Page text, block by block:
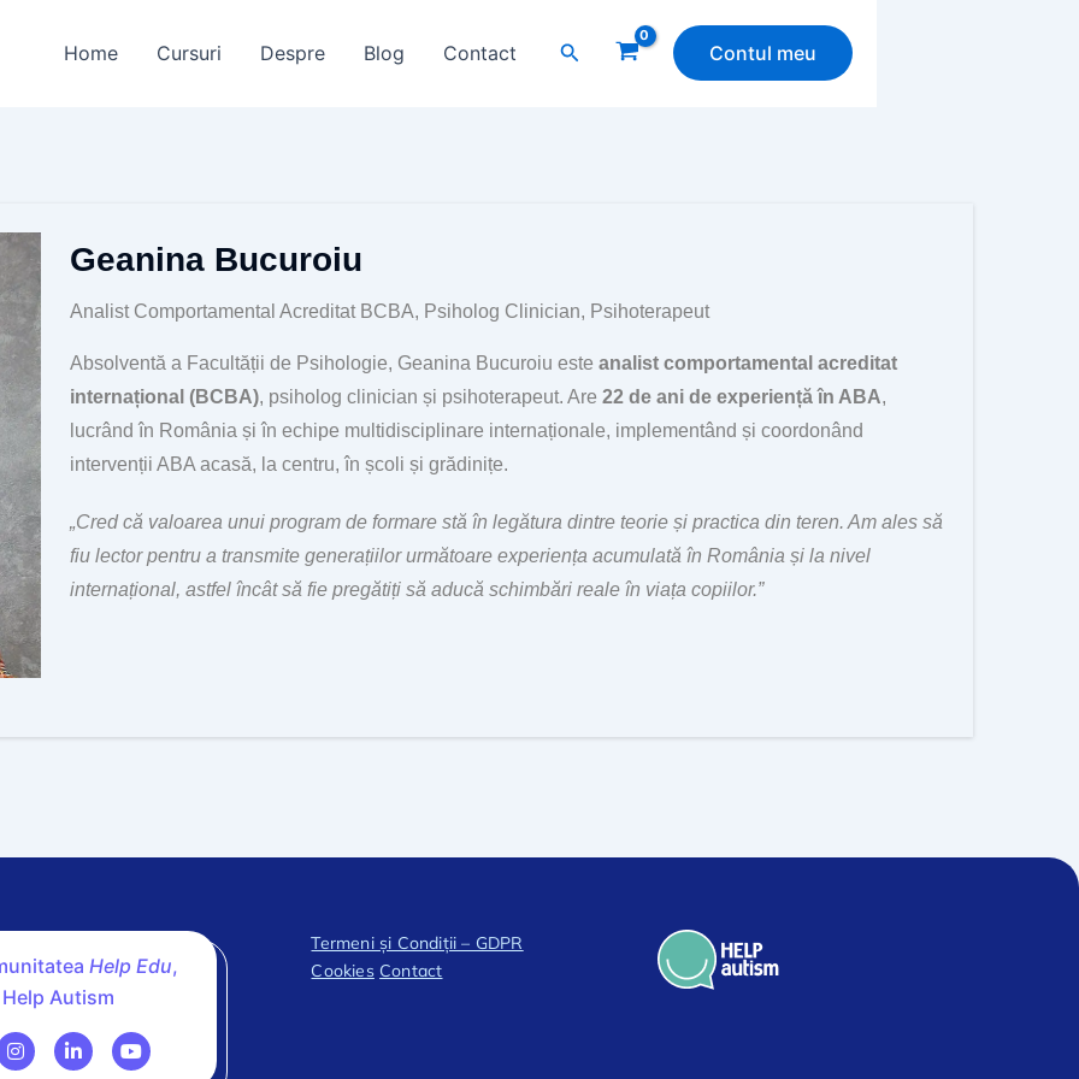
Home Cursuri Despre Blog Contact Search Contul meu
Geanina Bucuroiu
Analist Comportamental Acreditat BCBA, Psiholog Clinician, Psihoterapeut
Absolventă a Facultății de Psihologie, Geanina Bucuroiu este analist comportamental acreditat
internațional (BCBA), psiholog clinician și psihoterapeut. Are 22 de ani de experiență în ABA,
lucrând în România și în echipe multidisciplinare internaționale, implementând și coordonând
intervenții ABA acasă, la centru, în școli și grădinițe.
„Cred că valoarea unui program de formare stă în legătura dintre teorie și practica din teren. Am ales să
fiu lector pentru a transmite generațiilor următoare experiența acumulată în România și la nivel
internațional, astfel încât să fie pregătiți să aducă schimbări reale în viața copiilor.”
Help Edu,
Autism
Termeni și Condiții – GDPR
Cookies Contact